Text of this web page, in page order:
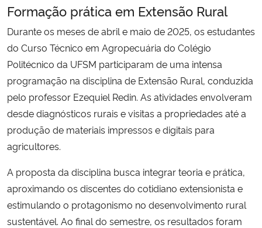
Banco Central do Brasil
Planalto
Formação prática em Extensão Rural
Durante os meses de abril e maio de 2025, os estudantes
do Curso Técnico em Agropecuária do Colégio
Politécnico da UFSM participaram de uma intensa
programação na disciplina de Extensão Rural, conduzida
pelo professor Ezequiel Redin. As atividades envolveram
desde diagnósticos rurais e visitas a propriedades até a
produção de materiais impressos e digitais para
agricultores.
A proposta da disciplina busca integrar teoria e prática,
aproximando os discentes do cotidiano extensionista e
estimulando o protagonismo no desenvolvimento rural
sustentável. Ao final do semestre, os resultados foram